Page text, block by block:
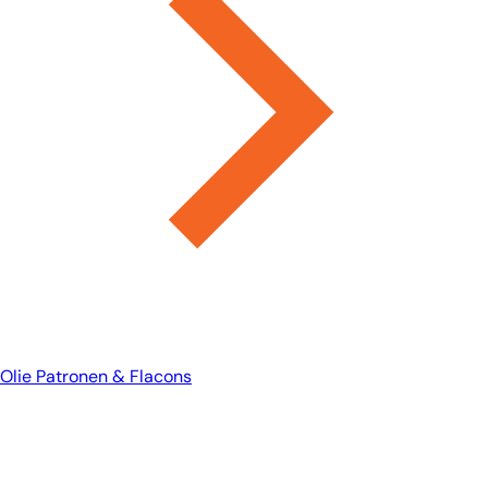
Olie Patronen & Flacons